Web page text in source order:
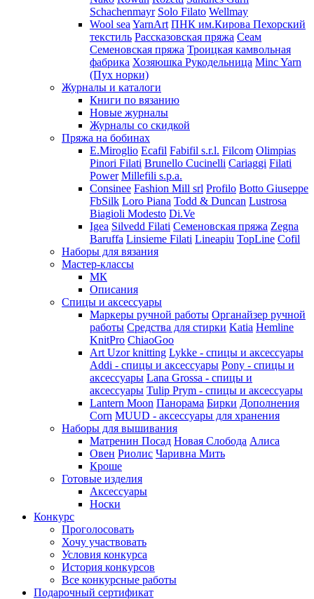
Schachenmayr Solo Filato Wellmay
Wool sea YarnArt ПНК им.Кирова Пехорский
текстиль Рассказовская пряжа Сеам
Семеновская пряжа Троицкая камвольная
фабрика Хозяюшка Рукодельница Minc Yarn
(Пух норки)
Журналы и каталоги
Книги по вязанию
Новые журналы
Журналы со скидкой
Пряжа на бобинах
E.Miroglio Ecafil Fabifil s.r.l. Filcom Olimpias
Pinori Filati Brunello Cucinelli Cariaggi Filati
Power Millefili s.p.a.
Consinee Fashion Mill srl Profilo Botto Giuseppe
FbSilk Loro Piana Todd & Duncan Lustrosa
Biagioli Modesto Di.Ve
Igea Silvedd Filati Семеновская пряжа Zegna
Baruffa Linsieme Filati Lineapiu TopLine Cofil
Наборы для вязания
Мастер-классы
МК
Описания
Спицы и аксессуары
Маркеры ручной работы Органайзер ручной
работы Средства для стирки Katia Hemline
KnitPro ChiaoGoo
Art Uzor knitting Lykke - спицы и аксессуары
Addi - спицы и аксессуары Pony - спицы и
аксессуары Lana Grossa - спицы и
аксессуары Tulip Prym - спицы и аксессуары
Lantern Moon Панорама Бирки Дополнения
Corn MUUD - аксессуары для хранения
Наборы для вышивания
Матренин Посад Новая Слобода Алиса
Овен Риолис Чаривна Мить
Кроше
Готовые изделия
Аксессуары
Носки
Конкурс
Проголосовать
Хочу участвовать
Условия конкурса
История конкурсов
Все конкурсные работы
Подарочный сертификат